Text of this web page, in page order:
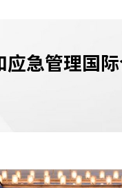
急管理国